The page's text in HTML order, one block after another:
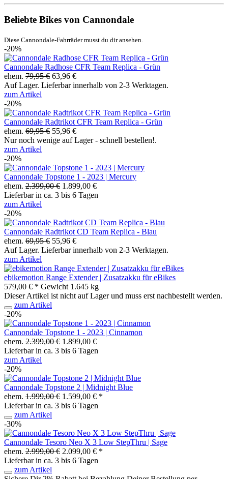
Beliebte Bikes von Cannondale
Diese Cannondale-Fahrräder musst du dir ansehen.
-20%
Cannondale Radhose CFR Team Replica - Grün
ehem. 79,95 € 63,96 €
Auf Lager. Lieferbar innerhalb von 2-3 Werktagen.
zum Artikel
-20%
Cannondale Radtrikot CFR Team Replica - Grün
ehem. 69,95 € 55,96 €
Nur noch wenige auf Lager - schnell bestellen!.
zum Artikel
-20%
Cannondale Topstone 1 - 2023 | Mercury
ehem. 2.399,00 € 1.899,00 €
Lieferbar in ca. 3 bis 6 Tagen
zum Artikel
-20%
Cannondale Radtrikot CD Team Replica - Blau
ehem. 69,95 € 55,96 €
Auf Lager. Lieferbar innerhalb von 2-3 Werktagen.
zum Artikel
ebikemotion Range Extender | Zusatzakku für eBikes
579,00 € * Gewicht 1.645 kg
Dieser Artikel ist nicht auf Lager und muss erst nachbestellt werden.
zum Artikel
-20%
Cannondale Topstone 1 - 2023 | Cinnamon
ehem. 2.399,00 € 1.899,00 €
Lieferbar in ca. 3 bis 6 Tagen
zum Artikel
-20%
Cannondale Topstone 2 | Midnight Blue
ehem. 1.999,00 € 1.599,00 € *
Lieferbar in ca. 3 bis 6 Tagen
zum Artikel
-30%
Cannondale Tesoro Neo X 3 Low StepThru | Sage
ehem. 2.999,00 € 2.099,00 € *
Lieferbar in ca. 3 bis 6 Tagen
zum Artikel